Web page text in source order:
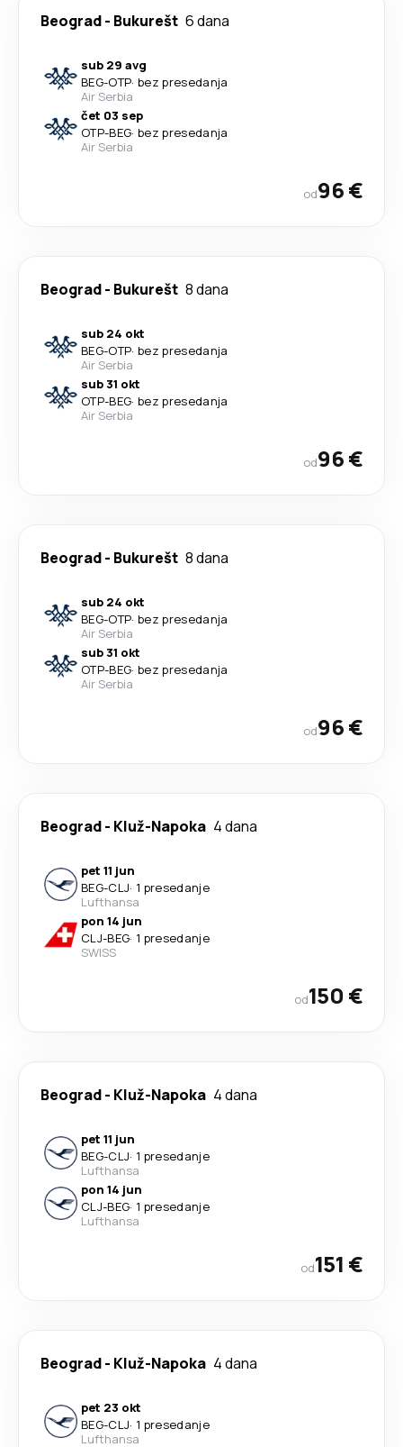
Beograd- Bukurešt 6 dana
sub 29 avg
BEG-OTP· bez presedanja
Air Serbia
čet 03 sep
OTP-BEG· bez presedanja
Air Serbia
od96 €
Beograd- Bukurešt 8 dana
sub 24 okt
BEG-OTP· bez presedanja
Air Serbia
sub 31 okt
OTP-BEG· bez presedanja
Air Serbia
od96 €
Beograd- Bukurešt 8 dana
sub 24 okt
BEG-OTP· bez presedanja
Air Serbia
sub 31 okt
OTP-BEG· bez presedanja
Air Serbia
od96 €
Beograd- Kluž-Napoka 4 dana
pet 11 jun
BEG-CLJ· 1 presedanje
Lufthansa
pon 14 jun
CLJ-BEG· 1 presedanje
SWISS
od150 €
Beograd- Kluž-Napoka 4 dana
pet 11 jun
BEG-CLJ· 1 presedanje
Lufthansa
pon 14 jun
CLJ-BEG· 1 presedanje
Lufthansa
od151 €
Beograd- Kluž-Napoka 4 dana
pet 23 okt
BEG-CLJ· 1 presedanje
Lufthansa